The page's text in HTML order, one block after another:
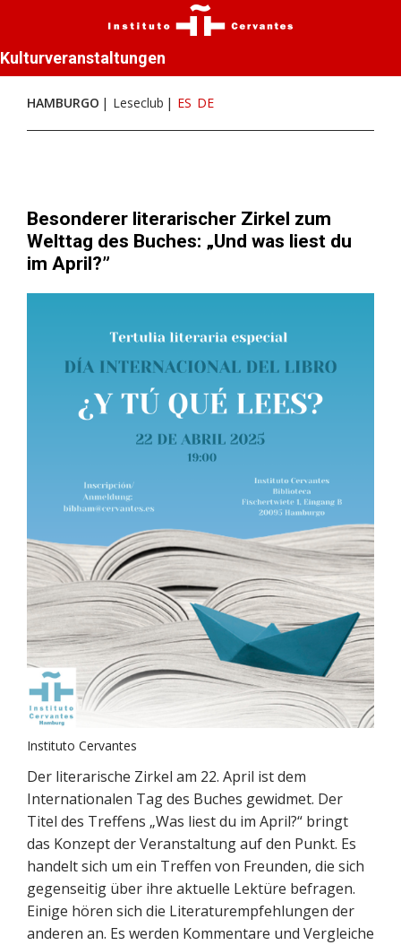
Kulturveranstaltungen
HAMBURGO Leseclub ES DE
Besonderer literarischer Zirkel zum
Welttag des Buches: „Und was liest du
im April?”
Instituto Cervantes
Der literarische Zirkel am 22. April ist dem
Internationalen Tag des Buches gewidmet. Der
Titel des Treffens „Was liest du im April?“ bringt
das Konzept der Veranstaltung auf den Punkt. Es
handelt sich um ein Treffen von Freunden, die sich
gegenseitig über ihre aktuelle Lektüre befragen.
Einige hören sich die Literaturempfehlungen der
anderen an. Es werden Kommentare und Vergleiche